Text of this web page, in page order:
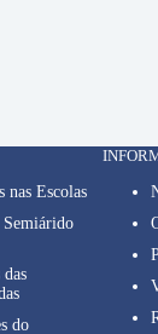
nas Escolas
do